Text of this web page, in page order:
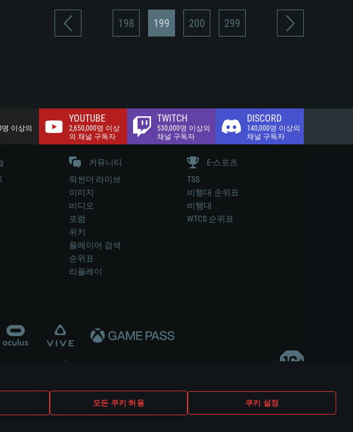
모든 쿠키 허용 쿠키 설정
198 199 200 299
명 이상의
YOUTUBE
2,650,000명 이상
의 채널 구독자
TWITCH
530,000명 이상의
채널 구독자
DISCORD
140,000명 이상의
채널 구독자
커뮤니티
워썬더 라이브
이미지
비디오
포럼
위키
플레이어 검색
순위표
리플레이
E-스포츠
TSS
비행대 순위표
비행대
WTCS 순위표
보에 참여하지 않습니다..